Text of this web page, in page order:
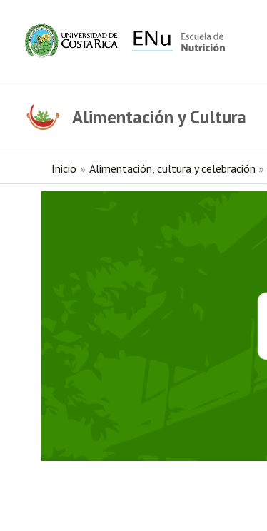
contenido
Alimentación y Cultura
Inicio Alimentación, cultura y celebración